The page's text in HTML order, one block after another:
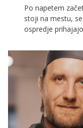
Po napetem
stoji na mestu,
ospredje
ampak tak, ki se
in občutku, da